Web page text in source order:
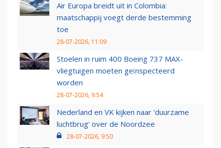
Air Europa breidt uit in Colombia:
maatschappij voegt derde bestemming
toe
28-07-2026, 11:09
Stoelen in ruim 400 Boeing 737 MAX-
vliegtuigen moeten geïnspecteerd
worden
28-07-2026, 9:54
Nederland en VK kijken naar 'duurzame
luchtbrug' over de Noordzee
28-07-2026, 9:50